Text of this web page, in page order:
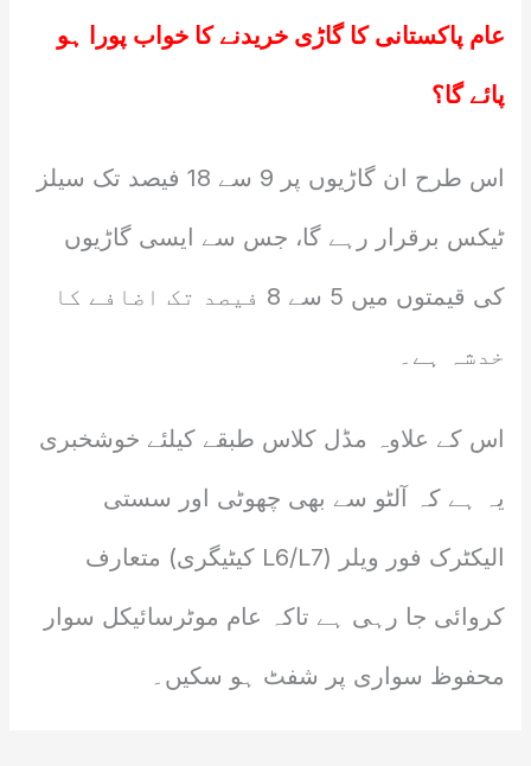
عام پاکستانی کا گاڑی خریدنے کا خواب پورا ہو
پائے گا؟
اس طرح ان گاڑیوں پر 9 سے 18 فیصد تک سیلز
ٹیکس برقرار رہے گا، جس سے ایسی گاڑیوں
کی قیمتوں میں 5 سے 8 فیصد تک اضافے کا
خدشہ ہے۔
اس کے علاوہ مڈل کلاس طبقے کیلئے خوشخبری
یہ ہے کہ آلٹو سے بھی چھوٹی اور سستی
الیکٹرک فور ویلر (L6/L7 کیٹیگری) متعارف
کروائی جا رہی ہے تاکہ عام موٹرسائیکل سوار
محفوظ سواری پر شفٹ ہو سکیں۔